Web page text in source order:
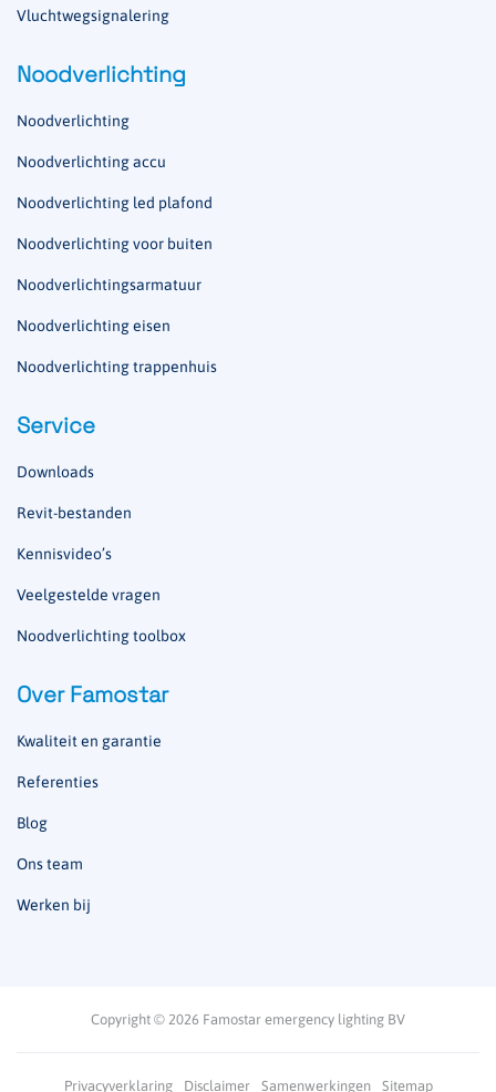
Vluchtwegsignalering
Noodverlichting
Noodverlichting
Noodverlichting accu
Noodverlichting led plafond
Noodverlichting voor buiten
Noodverlichtingsarmatuur
Noodverlichting eisen
Noodverlichting trappenhuis
Service
Downloads
Revit-bestanden
Kennisvideo’s
Veelgestelde vragen
Noodverlichting toolbox
Over Famostar
Kwaliteit en garantie
Referenties
Blog
Ons team
Werken bij
Copyright © 2026 Famostar emergency lighting BV
Privacyverklaring Disclaimer Samenwerkingen Sitemap